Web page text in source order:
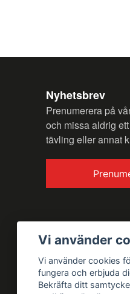
Nyhetsbrev
Prenumerera på
och missa aldrig
tävling eller annat
Vi använder
Vi använder cookies
fungera och erbjuda
Bekräfta ditt